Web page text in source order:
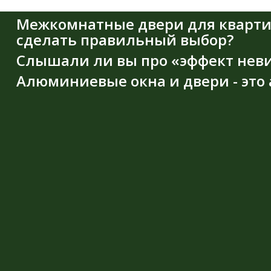
Межкомнатные двери для
сделать правильный выбор?
Слышали ли вы про «эффект
Алюминиевые окна и двери - это